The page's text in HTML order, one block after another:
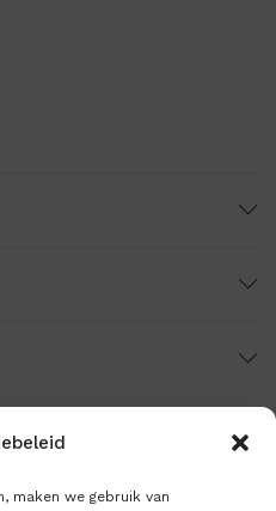
maken we gebruik van